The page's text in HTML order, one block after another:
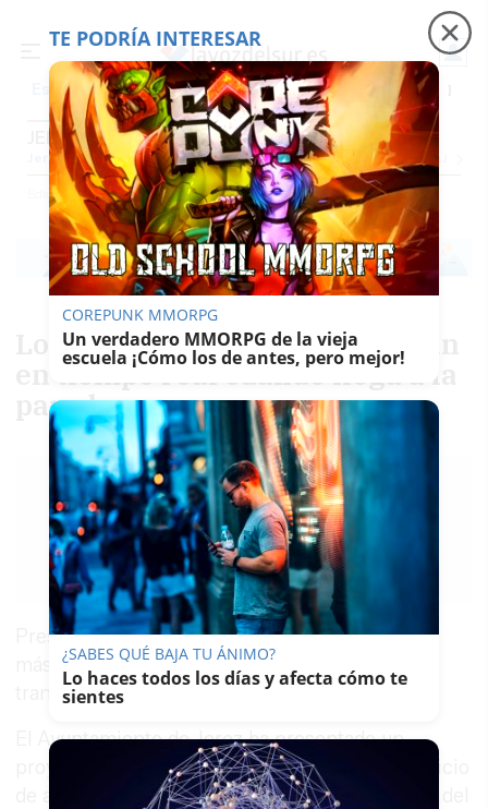
Es noticia Precio luz Ceuta Carreras de caballos
JEREZ
JerezProvincia CádizCádizSevillaMálagaHuelvaGranadaCórdoba
Ediciones Jerez
Los usuarios del autobús sabrán
en tiempo real cuándo llega a la
parada
PACO SÁNCHEZ
MÚGICA
10/11/2015
Facebook
X WhatsApp
Copy
Link
Guardar
Presentan a Industria un proyecto para invertir
más de medio millón en la modernización del
transporte urbano.
El Ayuntamiento de Jerez ha presentado un
proyecto destinado a la modernización del servicio
de autobuses dentro de la convocatoria
TE PODRÍA INTERESAR
COREPUNK MMORPG
Un verdadero MMORPG de la vieja
escuela ¡Cómo los de antes, pero mejor!
¿SABES QUÉ BAJA TU ÁNIMO?
Lo haces todos los días y afecta cómo te
sientes